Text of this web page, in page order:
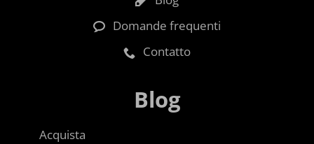
Domande frequenti
Contatto
Blog
Acquista